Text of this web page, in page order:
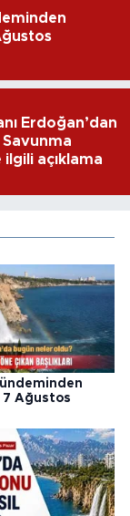
Erdoğan’dan
Savunma
ilgili açıklama
7 Ağustos